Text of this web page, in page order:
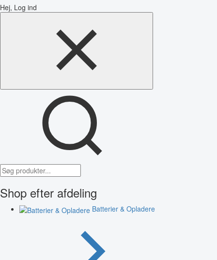
Hej, Log ind
Shop efter afdeling
Batterier & Opladere